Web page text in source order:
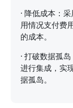
·降低成本：
用情况支付费
的成本。
·打破数据孤
进行集成，实
据孤岛。